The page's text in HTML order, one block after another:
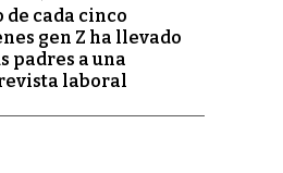
de cada cinco
gen Z ha llevado
padres a una
laboral